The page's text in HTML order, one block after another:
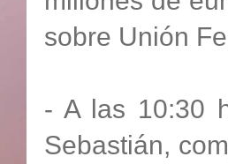
sobre Unión
- A las 10:30
Sebastián,